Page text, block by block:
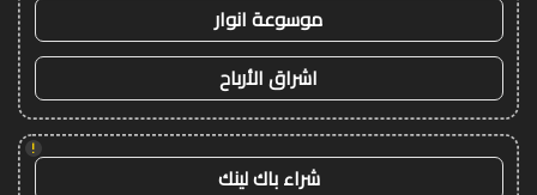
موسوعة انوار
اشراق الأرباح
!
شراء باك لينك